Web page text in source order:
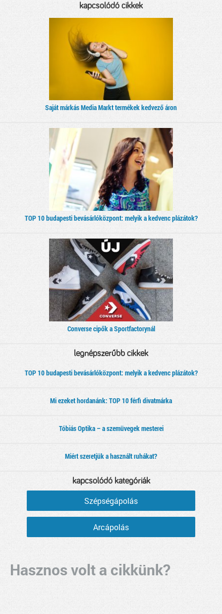
kapcsolódó cikkek
Saját márkás Media Markt termékek kedvező áron
TOP 10 budapesti bevásárlóközpont: melyik a kedvenc plázátok?
Converse cipők a Sportfactorynál
legnépszerűbb cikkek
TOP 10 budapesti bevásárlóközpont: melyik a kedvenc plázátok?
Mi ezeket hordanánk: TOP 10 férfi divatmárka
Tóbiás Optika – a szemüvegek mesterei
Miért szeretjük a használt ruhákat?
kapcsolódó kategóriák
Szépségápolás
Arcápolás
Hasznos volt a cikkünk?